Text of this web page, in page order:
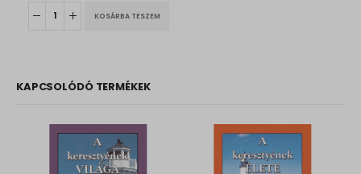
KOSÁRBA TESZEM
KAPCSOLÓDÓ TERMÉKEK